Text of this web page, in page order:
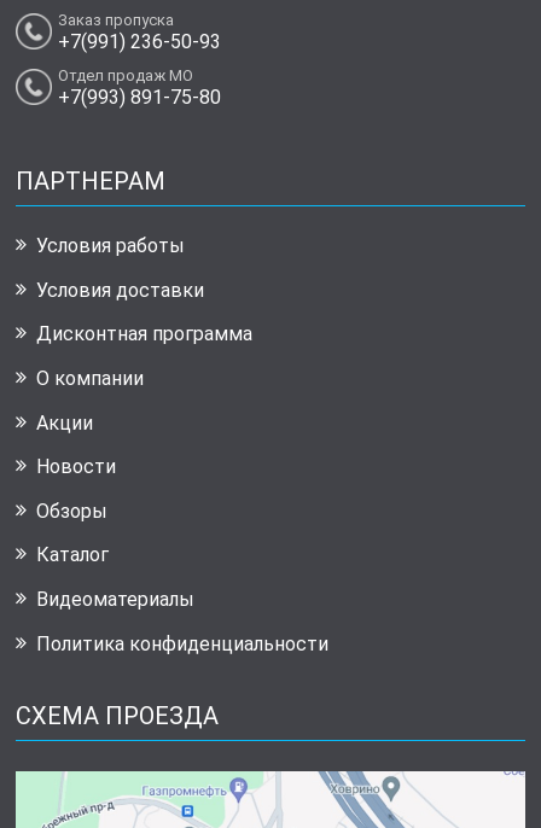
Заказ пропуска
+7(991) 236-50-93
Отдел продаж МО
+7(993) 891-75-80
ПАРТНЕРАМ
Условия работы
Условия доставки
Дисконтная программа
О компании
Акции
Новости
Обзоры
Каталог
Видеоматериалы
Политика конфиденциальности
СХЕМА ПРОЕЗДА